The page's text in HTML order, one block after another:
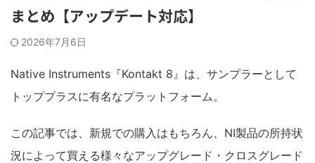
まとめ【アップデート対応】
2026年7月6日
Native Instruments『Kontakt 8』は、サンプラーとして
トッププラスに有名なプラットフォーム。
この記事では、新規での購入はもちろん、NI製品の所持状
況によって買える様々なアップグレード・クロスグレード